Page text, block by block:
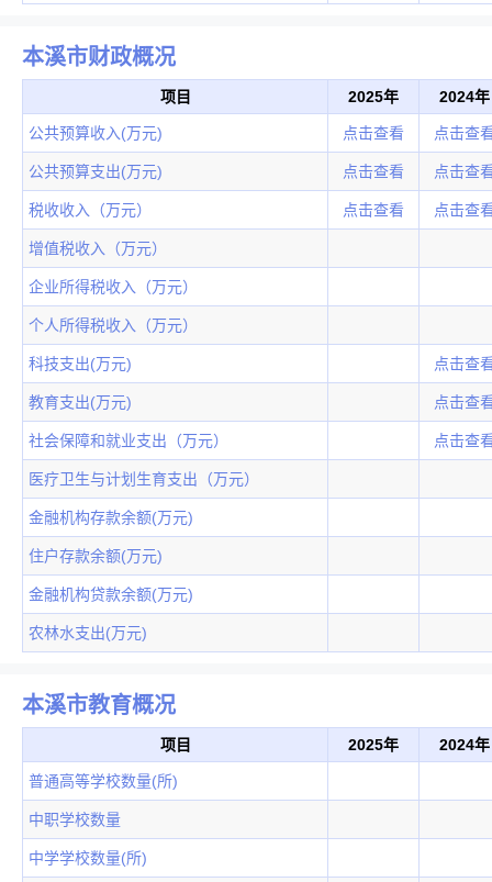
本溪市财政概况
项目 2025年 2024年
公共预算收入(万元) 点击查看 点击查
公共预算支出(万元) 点击查看 点击查
税收收入（万元） 点击查看 点击查
增值税收入（万元）
企业所得税收入（万元）
个人所得税收入（万元）
科技支出(万元) 点击查
教育支出(万元) 点击查
社会保障和就业支出（万元） 点击查
医疗卫生与计划生育支出（万元）
金融机构存款余额(万元)
住户存款余额(万元)
金融机构贷款余额(万元)
农林水支出(万元)
本溪市教育概况
项目 2025年 2024年
普通高等学校数量(所)
中职学校数量
中学学校数量(所)